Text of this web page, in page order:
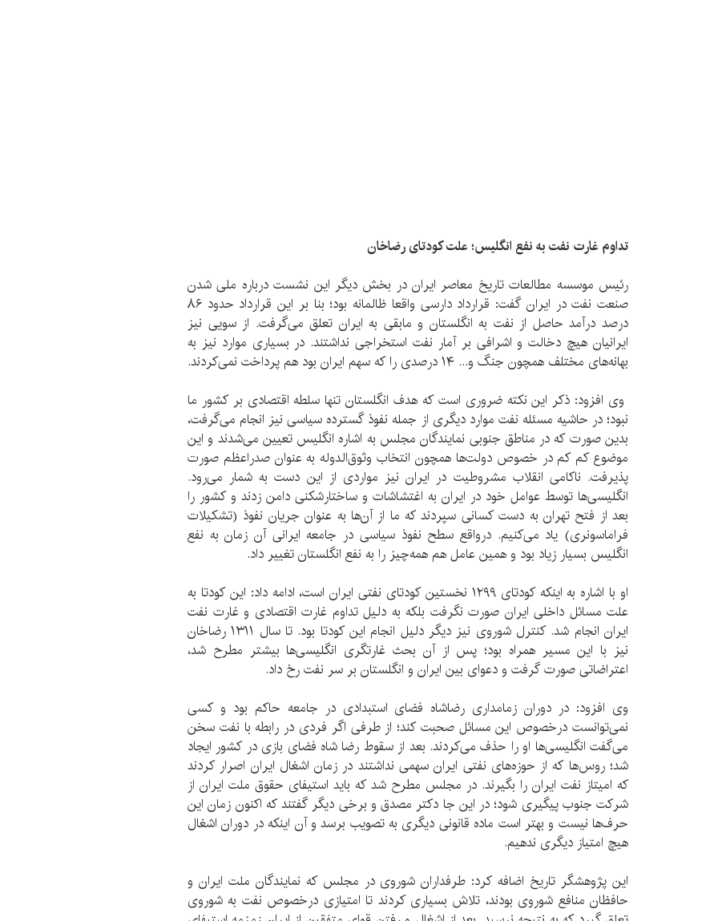
تداوم غارت نفت به نفع انگلیس؛ علت کودتای رضاخان
رئیس موسسه مطالعات تاریخ معاصر ایران در بخش دیگر این نشست درباره ملی شدن
صنعت نفت در ایران گفت: قرارداد دارسی واقعا ظالمانه بود؛ بنا بر این قرارداد حدود ۸۶
درصد درآمد حاصل از نفت به انگلستان و مابقی به ایران تعلق می‌گرفت. از سویی نیز
ایرانیان هیچ دخالت و اشرافی بر آمار نفت استخراجی نداشتند. در بسیاری موارد نیز به
بهانه‌های مختلف همچون جنگ و... ۱۴ درصدی را که سهم ایران بود هم پرداخت نمی‌کردند.
وی افزود: ذکر این نکته ضروری است که هدف انگلستان تنها سلطه اقتصادی بر کشور ما
نبود؛ در حاشیه مسئله نفت موارد دیگری از جمله نفوذ گسترده سیاسی نیز انجام می‌گرفت،
بدین صورت که در مناطق جنوبی نمایندگان مجلس به اشاره انگلیس تعیین می‌شدند و این
موضوع کم کم در خصوص دولت‌ها همچون انتخاب وثوق‌الدوله به عنوان صدراعظم صورت
پذیرفت. ناکامی انقلاب مشروطیت در ایران نیز مواردی از این دست به شمار می‌رود.
انگلیسی‌ها توسط عوامل خود در ایران به اغتشاشات و ساختارشکنی دامن زدند و کشور را
بعد از فتح تهران به دست کسانی سپردند که ما از آن‌ها به عنوان جریان نفوذ (تشکیلات
فراماسونری) یاد می‌کنیم. درواقع سطح نفوذ سیاسی در جامعه ایرانی آن زمان به نفع
انگلیس بسیار زیاد بود و همین عامل هم همه‌چیز را به نفع انگلستان تغییر داد.
او با اشاره به اینکه کودتای ۱۲۹۹ نخستین کودتای نفتی ایران است، ادامه داد: این کودتا به
علت مسائل داخلی ایران صورت نگرفت بلکه به دلیل تداوم غارت اقتصادی و غارت نفت
ایران انجام شد. کنترل شوروی نیز دیگر دلیل انجام این کودتا بود. تا سال ۱۳۱۱ رضاخان
نیز با این مسیر همراه بود؛ پس از آن بحث غارتگری انگلیسی‌ها بیشتر مطرح شد،
اعتراضاتی صورت گرفت و دعوای بین ایران و انگلستان بر سر نفت رخ داد.
وی افزود: در دوران زمامداری رضاشاه فضای استبدادی در جامعه حاکم بود و کسی
نمی‌توانست درخصوص این مسائل صحبت کند؛ از طرفی اگر فردی در رابطه با نفت سخن
می‌گفت انگلیسی‌ها او را حذف می‌کردند. بعد از سقوط رضا شاه فضای بازی در کشور ایجاد
شد؛ روس‌ها که از حوزه‌های نفتی ایران سهمی نداشتند در زمان اشغال ایران اصرار کردند
که امیتاز نفت ایران را بگیرند. در مجلس مطرح شد که باید استیفای حقوق ملت ایران از
شرکت جنوب پیگیری شود؛ در این جا دکتر مصدق و برخی دیگر گفتند که اکنون زمان این
حرف‌ها نیست و بهتر است ماده قانونی دیگری به تصویب برسد و آن اینکه در دوران اشغال
هیچ امتیاز دیگری ندهیم.
این پژوهشگر تاریخ اضافه کرد: طرفداران شوروی در مجلس که نمایندگان ملت ایران و
حافظان منافع شوروی بودند، تلاش بسیاری کردند تا امتیازی درخصوص نفت به شوروی